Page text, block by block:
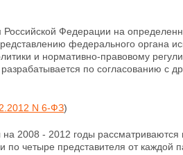
Российской Федерации на
федерального органа
и нормативно-правовому
разрабатывается по согласованию с
N 6-ФЗ)
2008 - 2012 годы рассматриваются
по четыре представителя от каждой